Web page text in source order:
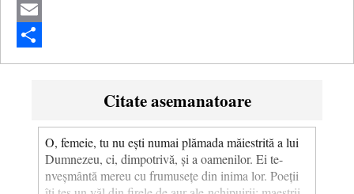
Twitter
Email
Share
Citate asemanatoare
O, femeie, tu nu ești numai plămada măiestrită a lui
Dumnezeu, ci, dimpotrivă, și a oamenilor. Ei te-
nveșmântă mereu cu frumusețe din inima lor. Poeții